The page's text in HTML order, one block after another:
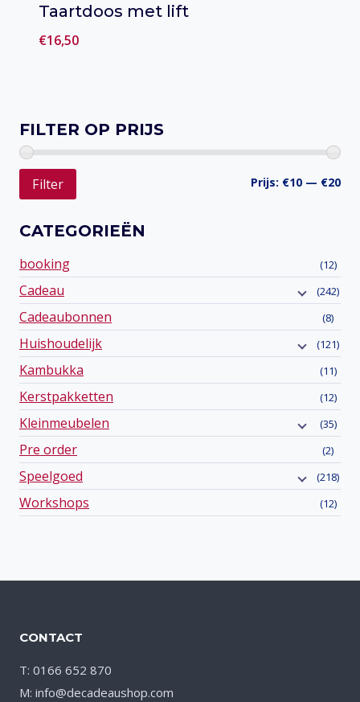
Taartdoos met lift
€16,50
FILTER OP PRIJS
Filter Prijs: €10 — €20
CATEGORIEËN
booking (12)
Cadeau (242)
Cadeaubonnen (8)
Huishoudelijk (121)
Kambukka (11)
Kerstpakketten (12)
Kleinmeubelen (35)
Pre order (2)
Speelgoed (218)
Workshops (12)
CONTACT
T: 0166 652 870
M: info@decadeaushop.com